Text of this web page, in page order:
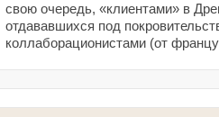
свою очередь, «клиентами» в
отдававшихся под
коллаборационистами (от